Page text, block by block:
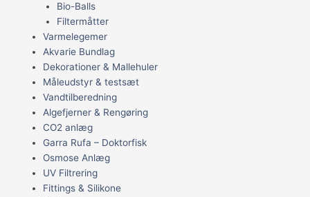
Bio-Balls
Filtermåtter
Varmelegemer
Akvarie Bundlag
Dekorationer & Mallehuler
Måleudstyr & testsæt
Vandtilberedning
Algefjerner & Rengøring
CO2 anlæg
Garra Rufa – Doktorfisk
Osmose Anlæg
UV Filtrering
Fittings & Silikone